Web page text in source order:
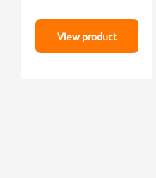
View product